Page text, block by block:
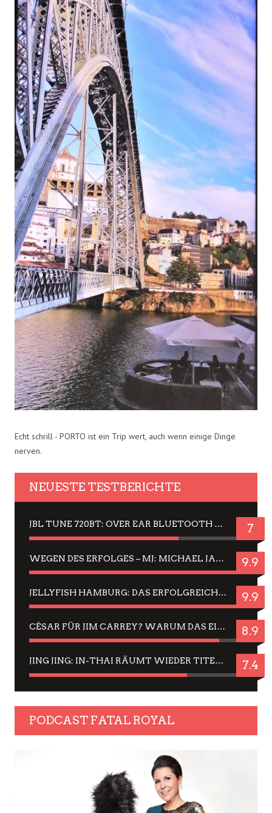
Echt schrill - PORTO ist ein Trip wert, auch wenn einige Dinge
nerven.
NEUESTE TESTBERICHTE
JBL TUNE 720BT: OVER EAR BLUETOOTH KOPFHÖRER UM DIE 50,-€ IM DAUER-TEST 7
WEGEN DES ERFOLGES – MJ: MICHAEL JACKSON MUSICAL IN EINER MATINEE SEHEN 9.9
JELLYFISH HAMBURG: DAS ERFOLGREICHE SOMMER-MENÜ 2025 IN GEFÜHLEN UND BILDERN 9.9
CÉSAR FÜR JIM CARREY? WARUM DAS EINER DER NERVIGSTEN ACTORS IST UND BLEIBT 8.9
JING JING: IN-THAI RÄUMT WIEDER TITEL AB – EIN ZWEI-STUNDEN-ERLEBNISBERICHT 7.4
PODCAST FATAL ROYAL